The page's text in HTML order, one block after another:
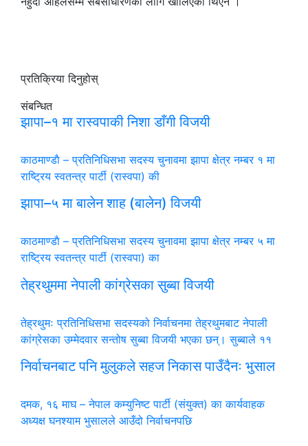
प्रतिक्रिया दिनुहोस्
संबन्धित
झापा–१ मा रास्वपाकी निशा डाँगी विजयी
काठमाण्डाै – प्रतिनिधिसभा सदस्य चुनावमा झापा क्षेत्र नम्बर १ मा
राष्ट्रिय स्वतन्त्र पार्टी (रास्वपा) की
झापा–५ मा बालेन शाह (बालेन) विजयी
काठमाण्डाै – प्रतिनिधिसभा सदस्य चुनावमा झापा क्षेत्र नम्बर ५ मा
राष्ट्रिय स्वतन्त्र पार्टी (रास्वपा) का
तेह्रथुममा नेपाली कांग्रेसका सुब्बा विजयी
तेह्रथुमः प्रतिनिधिसभा सदस्यको निर्वाचनमा तेह्रथुमबाट नेपाली
कांग्रेसका उम्मेदवार सन्तोष सुब्बा विजयी भएका छन्। सुब्बाले ११
निर्वाचनबाट पनि मुलुकले सहज निकास पाउँदैनः भुसाल
दमक, १६ माघ – नेपाल कम्युनिष्ट पार्टी (संयुक्त) का कार्यवाहक
अध्यक्ष घनश्याम भुसालले आउँदो निर्वाचनपछि